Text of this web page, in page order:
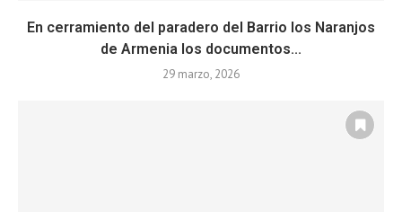
En cerramiento del paradero del Barrio los Naranjos
de Armenia los documentos...
29 marzo, 2026